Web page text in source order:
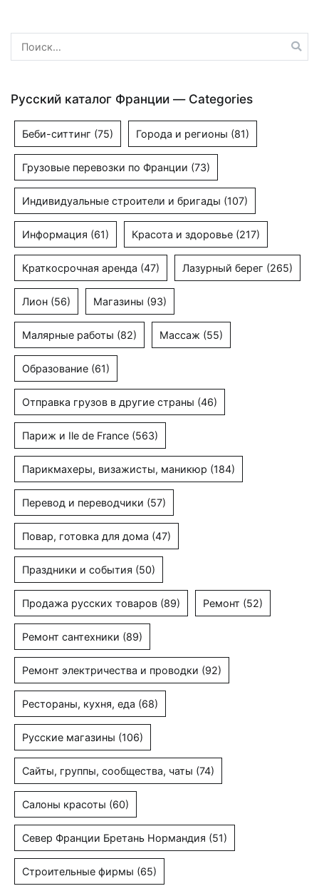
Найти:
Русский каталог Франции — Categories
Беби-ситтинг (75) Города и регионы (81)
Грузовые перевозки по Франции (73)
Индивидуальные строители и бригады (107)
Информация (61) Красота и здоровье (217)
Краткосрочная аренда (47) Лазурный берег (265)
Лион (56) Магазины (93)
Малярные работы (82) Массаж (55)
Образование (61)
Отправка грузов в другие страны (46)
Париж и Ile de France (563)
Парикмахеры, визажисты, маникюр (184)
Перевод и переводчики (57)
Повар, готовка для дома (47)
Праздники и события (50)
Продажа русских товаров (89) Ремонт (52)
Ремонт сантехники (89)
Ремонт электричества и проводки (92)
Рестораны, кухня, еда (68)
Русские магазины (106)
Сайты, группы, сообщества, чаты (74)
Салоны красоты (60)
Север Франции Бретань Нормандия (51)
Строительные фирмы (65)